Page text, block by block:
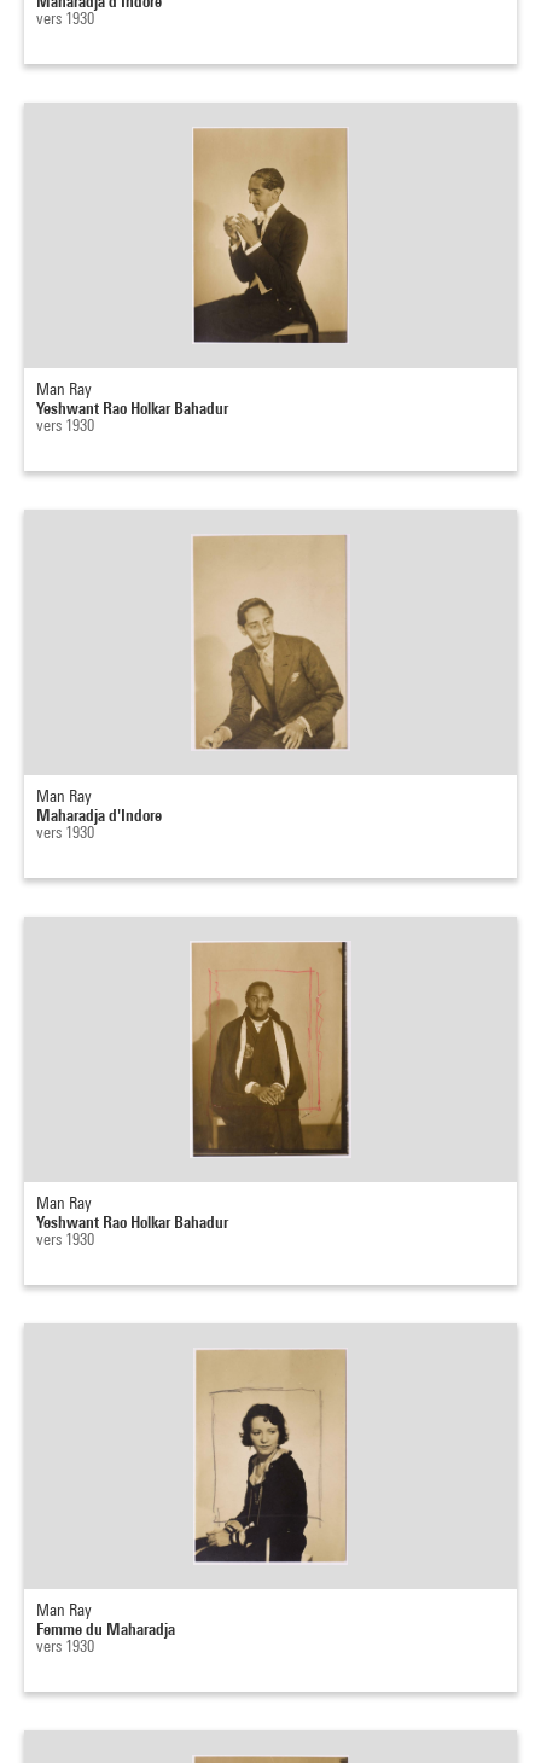
vers 1930
Man Ray
Yeshwant Rao Holkar Bahadur
vers 1930
Man Ray
Maharadja d'Indore
vers 1930
Man Ray
Yeshwant Rao Holkar Bahadur
vers 1930
Man Ray
Femme du Maharadja
vers 1930